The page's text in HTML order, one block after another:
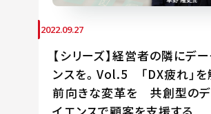
2022.09.27
【シリーズ】経営者の隣にデ
ンスを。Vol.5 「DX疲れ」を
前向きな変革を 共創型の